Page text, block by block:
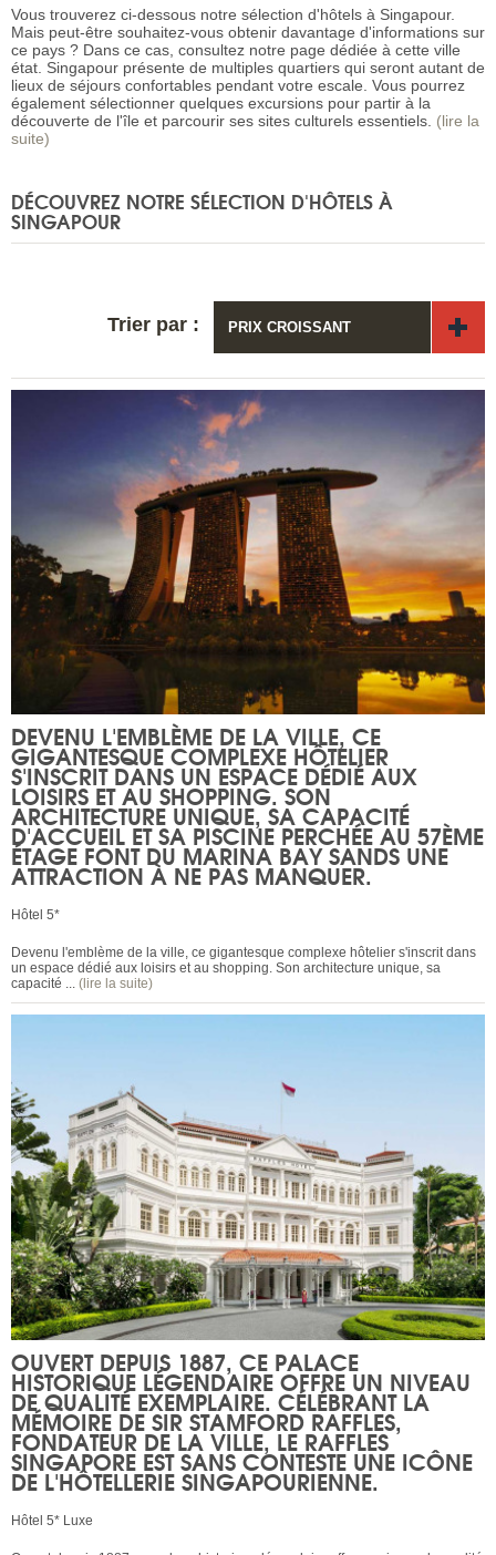
Vous trouverez ci-dessous notre sélection d'hôtels à Singapour.
Mais peut-être souhaitez-vous obtenir davantage d'informations sur
ce pays ? Dans ce cas, consultez notre page dédiée à cette ville
état. Singapour présente de multiples quartiers qui seront autant de
lieux de séjours confortables pendant votre escale. Vous pourrez
également sélectionner quelques excursions pour partir à la
découverte de l'île et parcourir ses sites culturels essentiels. (lire la
suite)
DÉCOUVREZ NOTRE SÉLECTION D'HÔTELS À
SINGAPOUR
Trier par : PRIX CROISSANT
DEVENU L'EMBLÈME DE LA VILLE, CE
GIGANTESQUE COMPLEXE HÔTELIER
S'INSCRIT DANS UN ESPACE DÉDIÉ AUX
LOISIRS ET AU SHOPPING. SON
ARCHITECTURE UNIQUE, SA CAPACITÉ
D'ACCUEIL ET SA PISCINE PERCHÉE AU 57ÈME
ÉTAGE FONT DU MARINA BAY SANDS UNE
ATTRACTION À NE PAS MANQUER.
Hôtel 5*
Devenu l'emblème de la ville, ce gigantesque complexe hôtelier s'inscrit dans
un espace dédié aux loisirs et au shopping. Son architecture unique, sa
capacité ... (lire la suite)
OUVERT DEPUIS 1887, CE PALACE
HISTORIQUE LÉGENDAIRE OFFRE UN NIVEAU
DE QUALITÉ EXEMPLAIRE. CÉLÉBRANT LA
MÉMOIRE DE SIR STAMFORD RAFFLES,
FONDATEUR DE LA VILLE, LERAFFLES
SINGAPORE EST SANS CONTESTE UNE ICÔNE
DE L'HÔTELLERIE SINGAPOURIENNE.
Hôtel 5* Luxe